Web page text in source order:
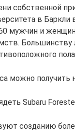
собственной
в
мужчин и
можно получить
Subaru
созданию